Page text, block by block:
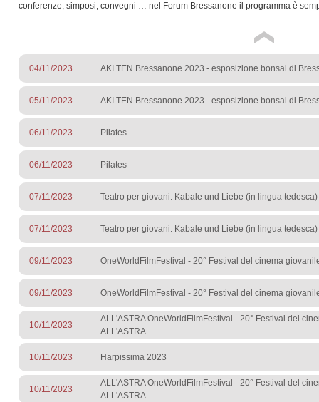
conferenze, simposi, convegni … nel Forum Bressanone il programma è
04/11/2023 AKI TEN Bressanone 2023 - esposizione bonsai di
05/11/2023 AKI TEN Bressanone 2023 - esposizione bonsai di
06/11/2023 Pilates
06/11/2023 Pilates
07/11/2023 Teatro per giovani: Kabale und Liebe (in lingua tedesca)
07/11/2023 Teatro per giovani: Kabale und Liebe (in lingua tedesca)
09/11/2023 OneWorldFilmFestival - 20° Festival del cinema
09/11/2023 OneWorldFilmFestival - 20° Festival del cinema
10/11/2023
ALL'ASTRA OneWorldFilmFestival - 20° Festival del
ALL'ASTRA
10/11/2023 Harpissima 2023
10/11/2023
ALL'ASTRA OneWorldFilmFestival - 20° Festival del
ALL'ASTRA